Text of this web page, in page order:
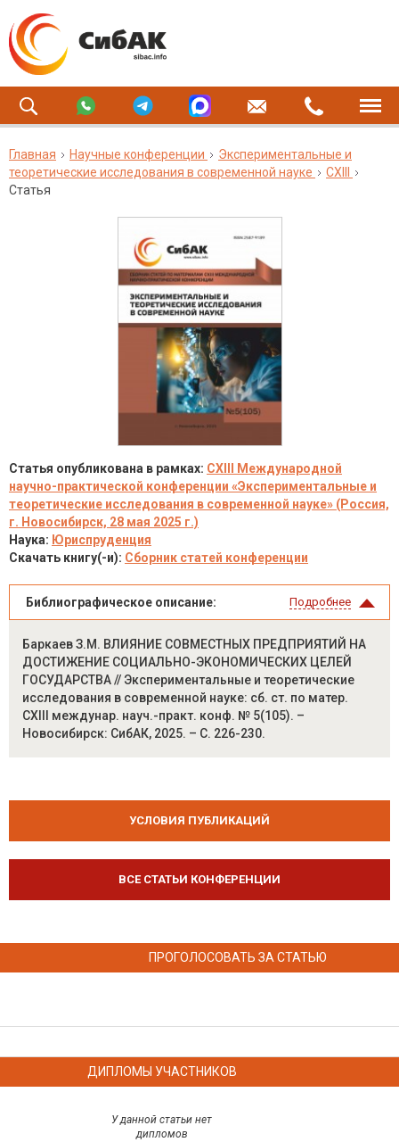
Главная Научные конференции
Экспериментальные и
теоретические исследования в современной науке
CXIII
Статья
Статья опубликована в рамках: CXIII Международной
научно-практической конференции «Экспериментальные и
теоретические исследования в современной науке» (Россия,
г. Новосибирск, 28 мая 2025 г.)
Наука: Юриспруденция
Скачать книгу(-и): Сборник статей конференции
Библиографическое описание: Подробнее
Баркаев З.М. ВЛИЯНИЕ СОВМЕСТНЫХ ПРЕДПРИЯТИЙ НА
ДОСТИЖЕНИЕ СОЦИАЛЬНО-ЭКОНОМИЧЕСКИХ ЦЕЛЕЙ
ГОСУДАРСТВА // Экспериментальные и теоретические
исследования в современной науке: сб. ст. по матер.
CXIII междунар. науч.-практ. конф. № 5(105). –
Новосибирск: СибАК, 2025. – С. 226-230.
УСЛОВИЯ ПУБЛИКАЦИЙ
ВСЕ СТАТЬИ КОНФЕРЕНЦИИ
ПРОГОЛОСОВАТЬ ЗА СТАТЬЮ
ДИПЛОМЫ УЧАСТНИКОВ
У данной статьи нет
дипломов